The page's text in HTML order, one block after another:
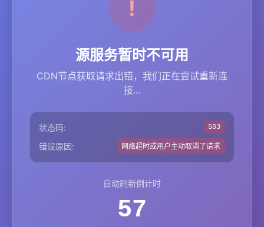
源服务暂时不可用
CDN节点获取请求出错，我们正在尝试重新连
接...
状态码: 503
错误原因: 网络超时或用户主动取消了请求
自动刷新倒计时
57